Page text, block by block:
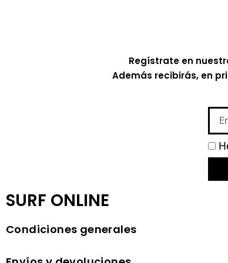
Regístrate en
Además recibirás, en
SURF ONLINE
Condiciones generales